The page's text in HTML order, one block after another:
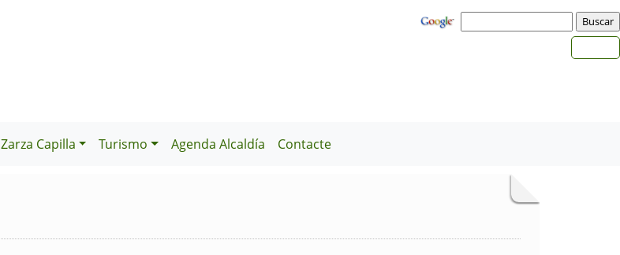
Zarza Capilla Turismo Agenda Alcaldía Contacte